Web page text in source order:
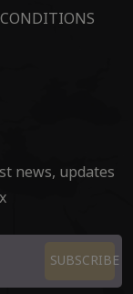
news, updates
SUBSCRIBE